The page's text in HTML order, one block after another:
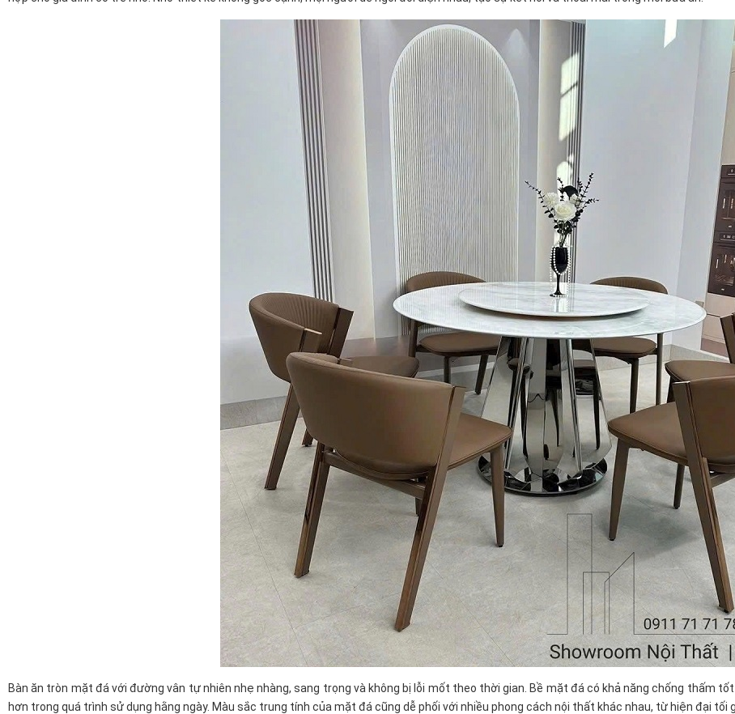
Bàn ăn tròn mặt đá với đường vân tự nhiên nhẹ nhàng, sang trọng và không bị lỗi mốt theo thời gian. Bề mặt đá có khả năng chống thấm
hơn trong quá trình sử dụng hằng ngày. Màu sắc trung tính của mặt đá cũng dễ phối với nhiều phong cách nội thất khác nhau, từ hiện đại tối